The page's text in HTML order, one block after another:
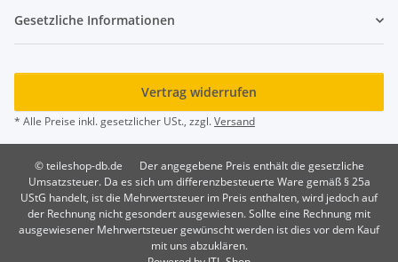
Gesetzliche Informationen
Vertrag widerrufen
* Alle Preise inkl. gesetzlicher USt., zzgl.Versand
© teileshop-db.de
Der angegebene Preis enthält die gesetzliche
Umsatzsteuer. Da es sich um differenzbesteuerte Ware gemäß § 25a
UStG handelt, ist die Mehrwertsteuer im Preis enthalten, wird jedoch auf
der Rechnung nicht gesondert ausgewiesen. Sollte eine Rechnung mit
ausgewiesener Mehrwertsteuer gewünscht werden ist dies vor dem Kauf
mit uns abzuklären.